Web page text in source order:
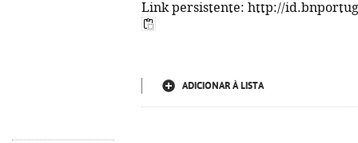
Link persistente: http://
ADICIONAR À LISTA